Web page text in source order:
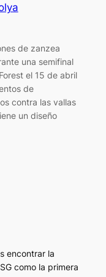
de zanzea
una semifinal
el 15 de abril
de
contra las vallas
un diseño
encontrar la
como la primera